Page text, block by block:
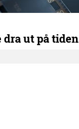
ut på tiden